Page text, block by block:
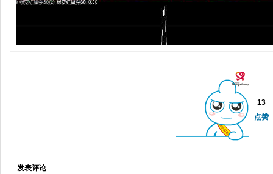
13
点赞
发表评论